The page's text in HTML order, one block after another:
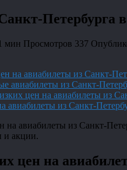
Петербурга
мин Просмотров 337
на авиабилеты из Санкт-
авиабилеты из Санкт-
цен на авиабилеты из
авиабилеты из Санкт-
авиабилеты из Санкт-
и акции.
цен на